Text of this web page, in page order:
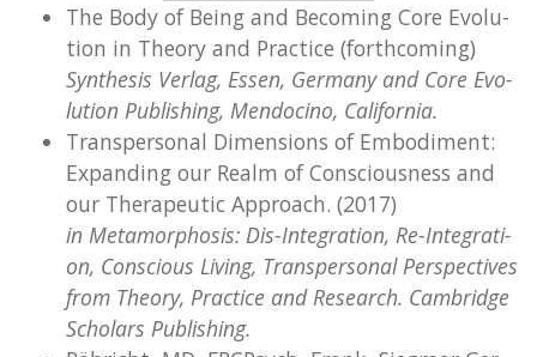
The Body of Being and Be­co­ming Core Evo­lu­
ti­on in Theo­ry and Prac­ti­ce (forth­co­ming)
Syn­the­sis Ver­lag, Essen, Ger­ma­ny and Core Evo­
lu­ti­on Pub­lis­hing, Men­do­ci­no, Ca­li­for­nia.
Trans­per­so­nal Di­men­si­ons of Em­bo­di­ment:
Ex­pan­ding our Realm of Con­s­cious­ness and
our The­ra­peu­tic Approach. (2017)
in Me­ta­mor­pho­sis: Dis-In­te­gra­ti­on, Re-In­te­gra­ti­
on, Con­s­cious Li­ving, Trans­per­so­nal Per­spec­ti­ves
from Theo­ry, Prac­ti­ce and Re­se­arch. Cam­bridge
Schol­ars Pub­lis­hing.